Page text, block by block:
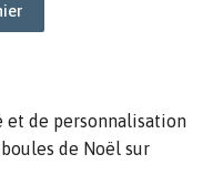
de personnalisation
de Noël sur